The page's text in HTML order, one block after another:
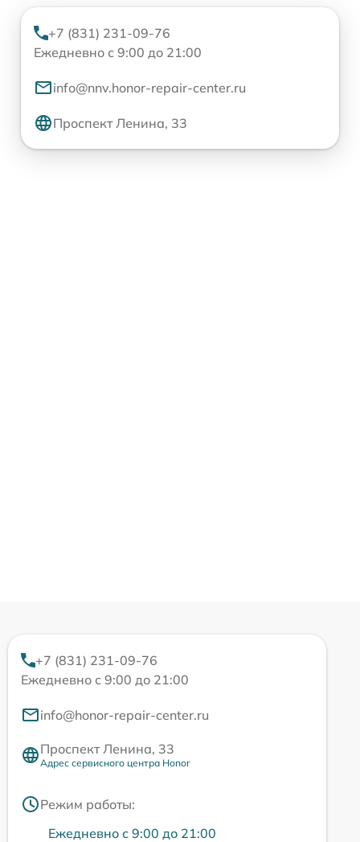
+7 (831) 231-09-76
Ежедневно с 9:00 до 21:00
info@nnv.honor-repair-center.ru
Проспект Ленина, 33
+7 (831) 231-09-76
Ежедневно с 9:00 до 21:00
info@honor-repair-center.ru
Проспект Ленина, 33
Адрес сервисного центра Honor
Режим работы:
Ежедневно с 9:00 до 21:00